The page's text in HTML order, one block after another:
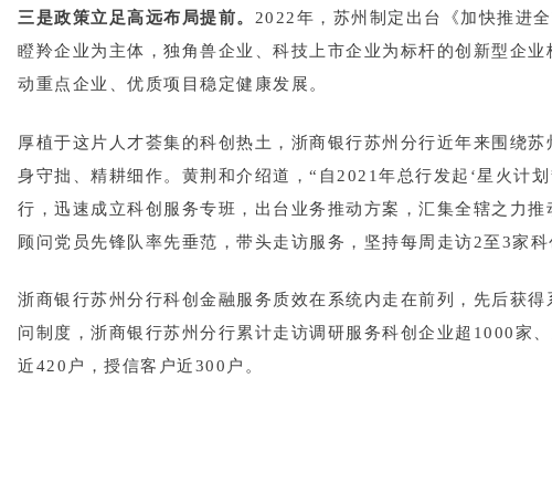
三是政策立足高远布局提前。 2022年，苏州制定出台《加快推进
瞪羚企业为主体，独角兽企业、科技上市企业为标杆的创新型企
动重点企业、优质项目稳定健康发展。
厚植于这片人才荟集的科创热土，浙商银行苏州分行近年来围绕
身守拙、精耕细作。黄荆和介绍道，“自2021年总行发起‘星火计
行，迅速成立科创服务专班，出台业务推动方案，汇集全辖之力
顾问党员先锋队率先垂范，带头走访服务，坚持每周走访2至3家
浙商银行苏州分行科创金融服务质效在系统内走在前列，先后获
问制度，浙商银行苏州分行累计走访调研服务科创企业超1000家
近420户，授信客户近300户。